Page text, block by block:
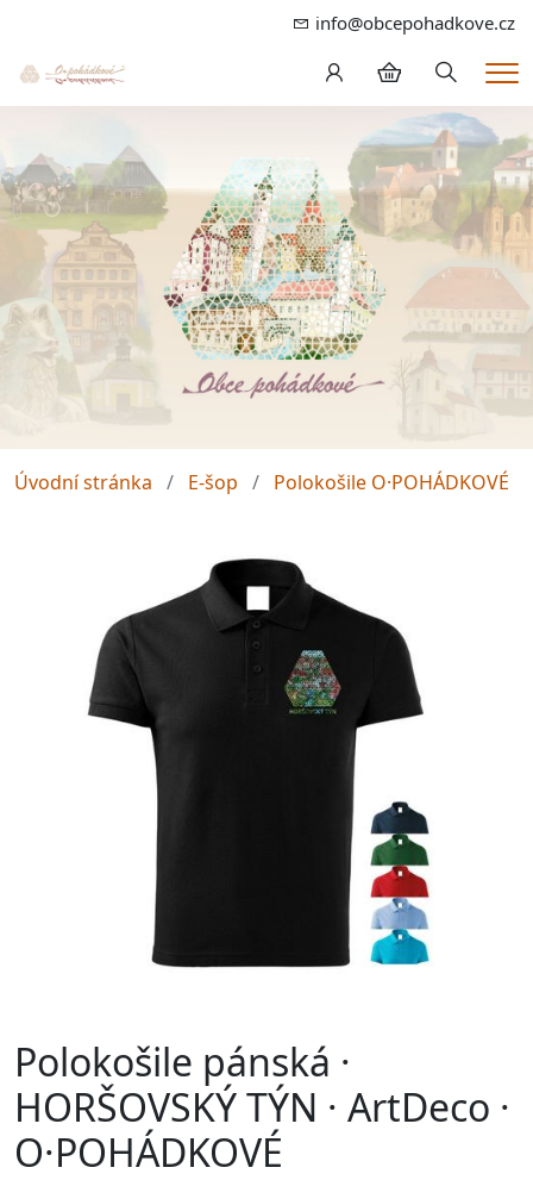
info@obcepohadkove.cz
Hledání
Úvodní stránka E-šop Polokošile O·POHÁDKOVÉ
Polokošile pánská ·
HORŠOVSKÝ TÝN · ArtDeco ·
O·POHÁDKOVÉ